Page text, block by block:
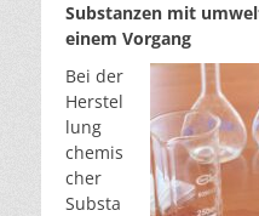
Substanzen mit
einem Vorgang
Bei der
Herstel
lung
chemis
cher
Substa